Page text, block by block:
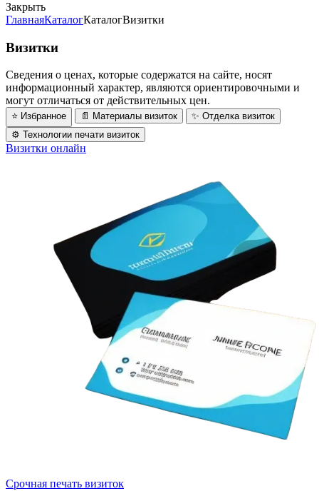
Закрыть
ГлавнаяКаталогКаталогВизитки
Визитки
Сведения о ценах, которые содержатся на сайте, носят
информационный характер, являются ориентировочными и
могут отличаться от действительных цен.
⭐️ Избранное 📄 Материалы визиток
✨ Отделка визиток
⚙️ Технологии печати визиток
Визитки онлайн
Срочная печать визиток